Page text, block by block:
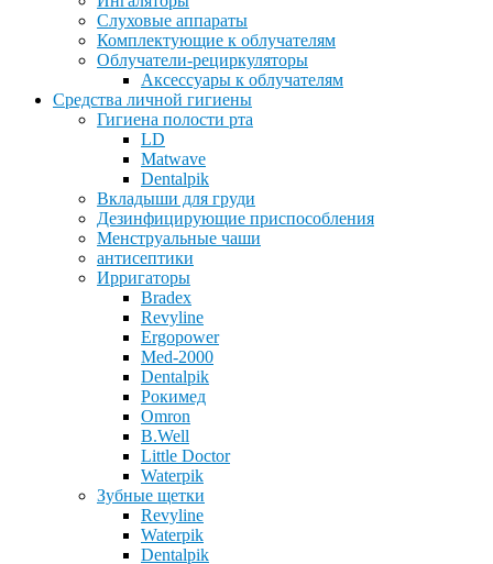
Слуховые аппараты
Комплектующие к облучателям
Облучатели-рециркуляторы
Аксессуары к облучателям
Средства личной гигиены
Гигиена полости рта
LD
Matwave
Dentalpik
Вкладыши для груди
Дезинфицирующие приспособления
Менструальные чаши
антисептики
Ирригаторы
Bradex
Revyline
Ergopower
Med-2000
Dentalpik
Рокимед
Omron
B.Well
Little Doctor
Waterpik
Зубные щетки
Revyline
Waterpik
Dentalpik